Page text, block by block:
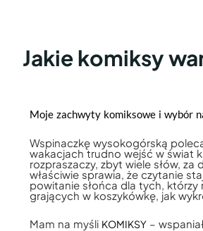
Jakie komiksy
Moje zachwyty komiksowe i wybór
Wspinaczkę wysokogórską
wakacjach trudno wejść w świat
rozpraszaczy, zbyt wiele słów,
właściwie sprawia, że czytanie
powitanie słońca dla tych, którzy
grających w koszykówkę, jak
Mam na myśli KOMIKSY –